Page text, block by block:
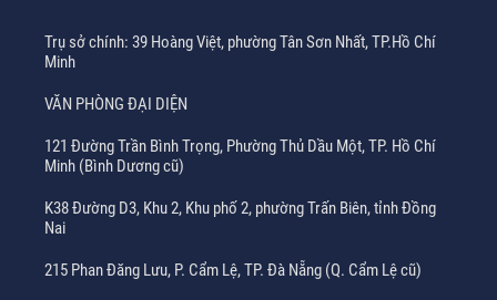
Trụ sở chính: 39 Hoàng Việt, phường Tân Sơn Nhất, TP.Hồ Chí
Minh
VĂN PHÒNG ĐẠI DIỆN
121 Đường Trần Bình Trọng, Phường Thủ Dầu Một, TP. Hồ Chí
Minh (Bình Dương cũ)
K38 Đường D3, Khu 2, Khu phố 2, phường Trấn Biên, tỉnh Đồng
Nai
215 Phan Đăng Lưu, P. Cẩm Lệ, TP. Đà Nẵng (Q. Cẩm Lệ cũ)